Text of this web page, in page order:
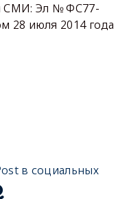
СМИ: Эл № ФС77-
28 июля 2014 года
в социальных